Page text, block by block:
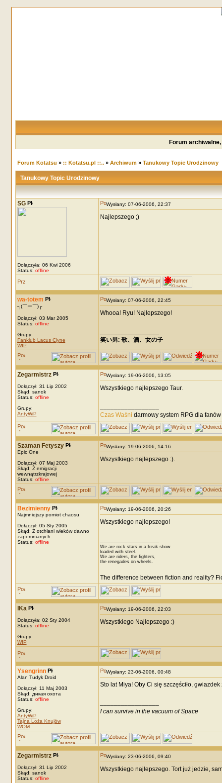
Forum
Forum Kotatsu » :: Kotatsu.pl ::..» Archiwum» Tanukowy Topic Urodzinowy
Tanukowy Topic Urodzinowy
SG
Dołączyła: 06 Kwi 2006
Status: offline
Wysłany: 07-06-2006, 22:37
Najlepszego ;)
wa-totem
┐(￣ー￣)┌
Dołączył: 03 Mar 2005
Status: offline
Grupy:
Fanklub Lacus Clyne
WIP
Wysłany: 07-06-2006, 22:45
Whooa! Ryu! Najlepszego!
笑い男: 歌、酒、女の子 DRM:
Zegarmistrz
Dołączył: 31 Lip 2002
Skąd: sanok
Status: offline
Grupy:
AntyWiP
Wysłany: 19-06-2006, 13:05
Wszystkiego najlepszego Taur.
Czas Waśni darmowy system RPG dla
Szaman Fetyszy
Epic One
Dołączył: 07 Maj 2003
Skąd: Z emigracji
wewnątrzkrajowej
Status: offline
Wysłany: 19-06-2006, 14:16
Wszystkiego najlepszego :).
Bezimienny
Najmniejszy pomiot chaosu
Dołączył: 05 Sty 2005
Skąd: Z otchłani wieków dawno
zapomnianych.
Status: offline
Wysłany: 19-06-2006, 20:26
Wszystkiego najlepszego!
We are rock stars in a freak show
loaded with steel.
We are riders, the fighters,
the renegades on wheels.
The difference between fiction and reality?
IKa
Dołączyła: 02 Sty 2004
Status: offline
Grupy:
WIP
Wysłany: 19-06-2006, 22:03
Wszystkiego Najlepszego :)
Ysengrinn
Alan Tudyk Droid
Dołączył: 11 Maj 2003
Skąd: дикая охота
Status: offline
Grupy:
AntyWiP
Tajna Loża Knujów
WOM
Wysłany: 23-06-2006, 00:48
Sto lat Miya! Oby Ci się szczęściło,
I can survive in the vacuum of Space
Zegarmistrz
Dołączył: 31 Lip 2002
Skąd: sanok
Status: offline
Wysłany: 23-06-2006, 09:40
Wszystkiego najlepszego. Tort już jedzie,